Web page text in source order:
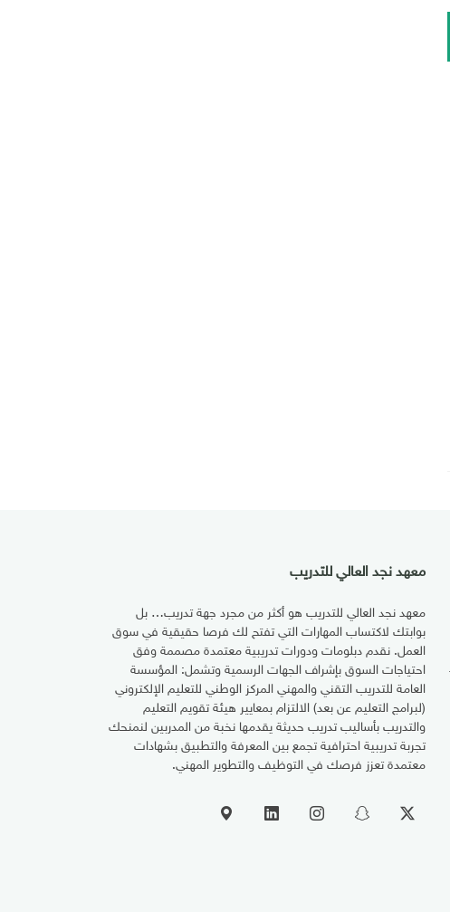
معهد نجد العالي للتدريب
معهد نجد العالي للتدريب هو أكثر من مجرد جهة تدريب… بل
بوابتك لاكتساب المهارات التي تفتح لك فرصا حقيقية في سوق
العمل. نقدم دبلومات ودورات تدريبية معتمدة مصممة وفق
احتياجات السوق بإشراف الجهات الرسمية وتشمل: المؤسسة
العامة للتدريب التقني والمهني المركز الوطني للتعليم الإلكتروني
(لبرامج التعليم عن بعد) الالتزام بمعايير هيئة تقويم التعليم
والتدريب بأساليب تدريب حديثة يقدمها نخبة من المدربين لنمنحك
تجربة تدريبية احترافية تجمع بين المعرفة والتطبيق بشهادات
معتمدة تعزز فرصك في التوظيف والتطوير المهني.